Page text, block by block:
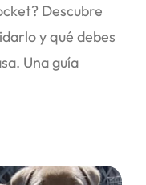
Descubre
y qué debes
Una guía